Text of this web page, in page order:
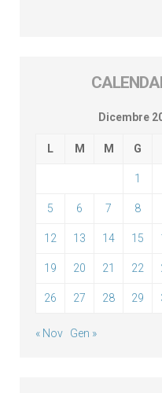
Dicembre
L M M G
1
5 6 7 8
12 13 14 15
19 20 21 22
26 27 28 29
« Nov Gen »